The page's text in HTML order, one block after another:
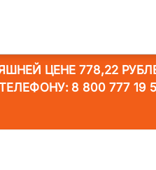
ЦЕНЕ 778,22
8 800 777 19